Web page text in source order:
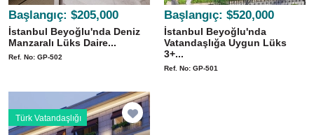
Başlangıç: $205,000
İstanbul Beyoğlu'nda Deniz
Manzaralı Lüks Daire...
Ref. No: GP-502
Başlangıç: $520,000
İstanbul Beyoğlu'nda
Vatandaşlığa Uygun Lüks
3+...
Ref. No: GP-501
Türk Vatandaşlığı